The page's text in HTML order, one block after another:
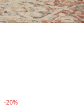
-20%